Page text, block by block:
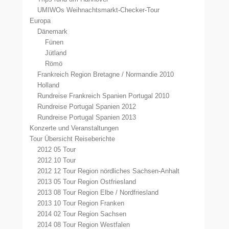
UMIWOs Weihnachtsmarkt-Checker-Tour
Europa
Dänemark
Fünen
Jütland
Römö
Frankreich Region Bretagne / Normandie 2010
Holland
Rundreise Frankreich Spanien Portugal 2010
Rundreise Portugal Spanien 2012
Rundreise Portugal Spanien 2013
Konzerte und Veranstaltungen
Tour Übersicht Reiseberichte
2012 05 Tour
2012 10 Tour
2012 12 Tour Region nördliches Sachsen-Anhalt
2013 05 Tour Region Ostfriesland
2013 08 Tour Region Elbe / Nordfriesland
2013 10 Tour Region Franken
2014 02 Tour Region Sachsen
2014 08 Tour Region Westfalen